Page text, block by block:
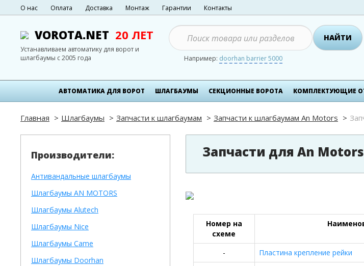
О нас Оплата Доставка Монтаж Гарантии Контакты
VOROTA.NET 20 ЛЕТ
Устанавливаем автоматику для ворот и
шлагбаумы с 2005 года
НАЙТИ
Например: doorhan barrier 5000
АВТОМАТИКА ДЛЯ ВОРОТ ШЛАГБАУМЫ СЕКЦИОННЫЕ ВОРОТА КОМПЛЕКТУЮЩИЕ
Главная Шлагбаумы Запчасти к шлагбаумам Запчасти к шлагбаумам An Motors
Производители:
Антивандальные шлагбаумы
Шлагбаумы AN MOTORS
Шлагбаумы Alutech
Шлагбаумы Nice
Шлагбаумы Came
Шлагбаумы Doorhan
Запчасти для An Motors
Номер на
схеме
- Пластина крепление рейки